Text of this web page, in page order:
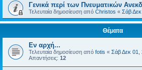
Γενικά περί των Πνευματικών
Τελευταία δημοσίευση από Christos « Σάβ
Θέματα
Εν αρχή...
Τελευταία δημοσίευση από fotis « Σάβ Δεκ 01,
Απαντήσεις: 12